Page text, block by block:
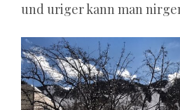
Die
Wahrheit
ist,
ob
Sie
in
und uriger kann man